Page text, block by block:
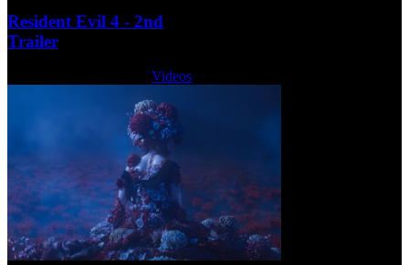
Resident Evil 4 - 2nd
Trailer
Videos